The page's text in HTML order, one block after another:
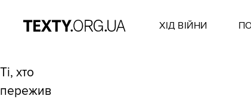
ХІД ВІЙНИ
Ті, хто
пережив